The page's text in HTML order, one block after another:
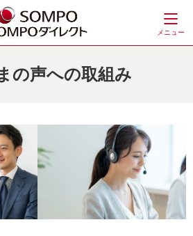
メニュー
の声への取組み